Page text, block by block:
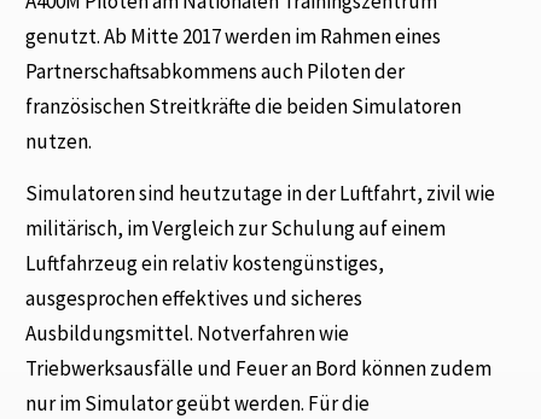
genutzt. Ab Mitte 2017 werden im Rahmen eines
Partnerschaftsabkommens auch Piloten der
französischen Streitkräfte die beiden Simulatoren
nutzen.
Simulatoren sind heutzutage in der Luftfahrt, zivil wie
militärisch, im Vergleich zur Schulung auf einem
Luftfahrzeug ein relativ kostengünstiges,
ausgesprochen effektives und sicheres
Ausbildungsmittel. Notverfahren wie
Triebwerksausfälle und Feuer an Bord können zudem
nur im Simulator geübt werden. Für die